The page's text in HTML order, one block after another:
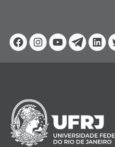
Facebook
Instagram
Youtube